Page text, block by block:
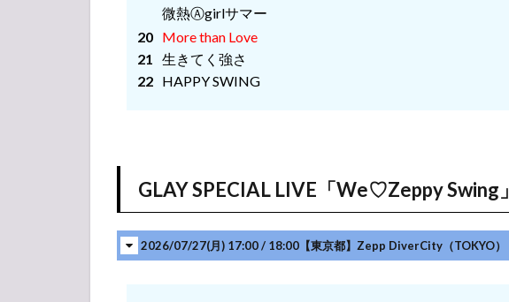
TOUR 2026 “GLAY-
ミツアー）
1.7
50th
Anniversary
微熱Ⓐgirlサマー
More than Love
生きてく強さ
HAPPY SWING
GLAY SPECIAL LIVE「We♡Zeppy Swing」
2026/07/27(月) 17:00 / 18:00【東京都】Zepp DiverCity（TOKYO）